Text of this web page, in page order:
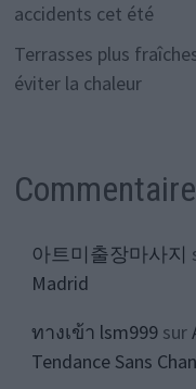
accidents cet été
Terrasses plus
éviter la chaleur
아트미출장마사지
Madrid
ทางเข้า lsm999sur
Tendance Sans